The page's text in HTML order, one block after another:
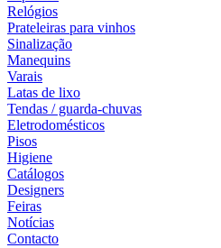
Relógios
Prateleiras para vinhos
Sinalização
Manequins
Varais
Latas de lixo
Tendas / guarda-chuvas
Eletrodomésticos
Pisos
Higiene
Catálogos
Designers
Feiras
Notícias
Contacto